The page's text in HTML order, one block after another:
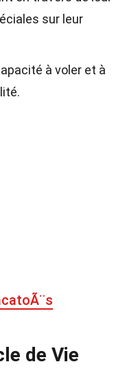
sur leur
à voler et à
de Vie